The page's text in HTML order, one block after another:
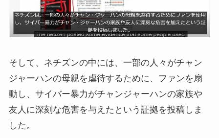
そして、ネチズンの中には、一部の人々がチャン
ジャーハンの母親を虐待するために、ファンを扇
動し、サイバー暴力がチャンジャーハンの家族や
友人に深刻な危害を与えたという証拠を投稿しま
した。